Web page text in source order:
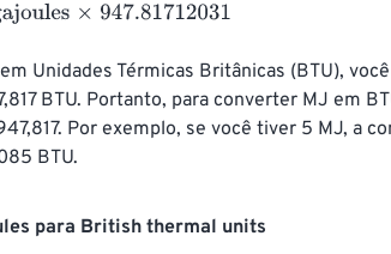
×947.81712031
Unidades Térmicas Britânicas (BTU),
BTU. Portanto, para converter MJ em
Por exemplo, se você tiver 5 MJ, a
BTU.
para British thermal units